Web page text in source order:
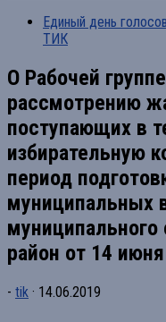
Единый день
ТИК
О Рабочей
рассмотрению
поступающих в
избирательную
период
муниципальных
муниципального
район от 14
- tik · 14.06.2019